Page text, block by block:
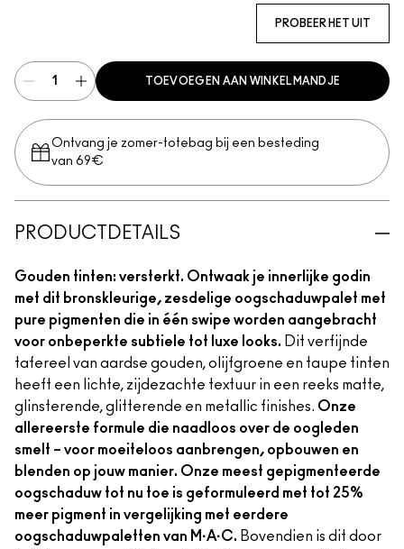
PROBEER HET UIT
TOEVOEGEN AAN WINKELMANDJE
Ontvang je zomer-totebag bij een besteding
van 69€
PRODUCTDETAILS
Gouden tinten: versterkt. Ontwaak je innerlijke godin
met dit bronskleurige, zesdelige oogschaduwpalet met
pure pigmenten die in één swipe worden aangebracht
voor onbeperkte subtiele tot luxe looks. Dit verfijnde
tafereel van aardse gouden, olijfgroene en taupe tinten
heeft een lichte, zijdezachte textuur in een reeks matte,
glinsterende, glitterende en metallic finishes. Onze
allereerste formule die naadloos over de oogleden
smelt – voor moeiteloos aanbrengen, opbouwen en
blenden op jouw manier. Onze meest gepigmenteerde
oogschaduw tot nu toe is geformuleerd met tot 25%
meer pigment in vergelijking met eerdere
oogschaduwpaletten van M·A·C. Bovendien is dit door